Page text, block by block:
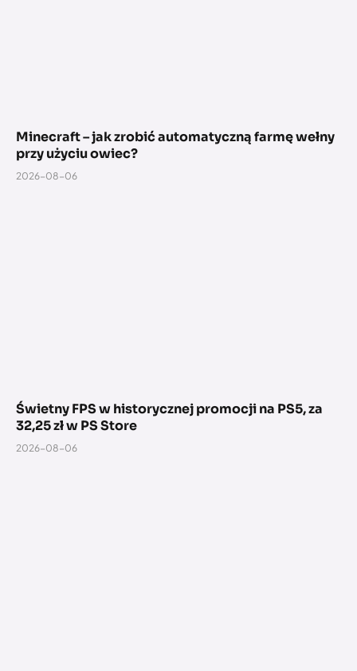
Minecraft – jak zrobić automatyczną farmę wełny
przy użyciu owiec?
2026-08-06
Świetny FPS w historycznej promocji na PS5, za
32,25 zł w PS Store
2026-08-06